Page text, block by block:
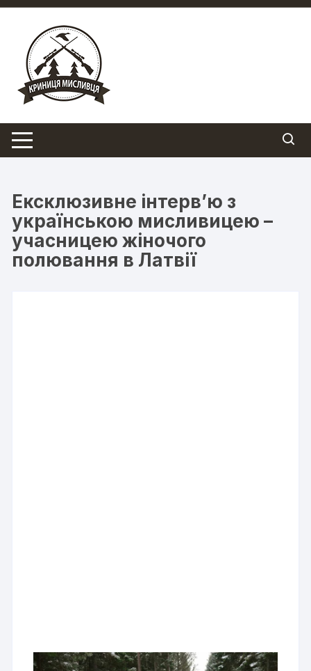
Перейти
вмісту
Ексклюзивне інтерв’ю з
українською мисливицею –
учасницею жіночого
полювання в Латвії